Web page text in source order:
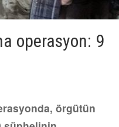
operasyon: 9
örgütün